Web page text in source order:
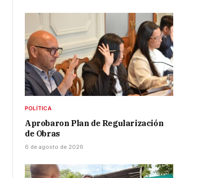
POLÍTICA
Aprobaron Plan de Regularización
de Obras
6 de agosto de 2026